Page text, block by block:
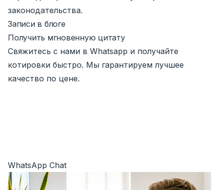
законодательства.
Записи в блоге
Получить мгновенную цитату
Свяжитесь с нами в Whatsapp и получайте
котировки быстро. Мы гарантируем лучшее
качество по цене.
WhatsApp Chat